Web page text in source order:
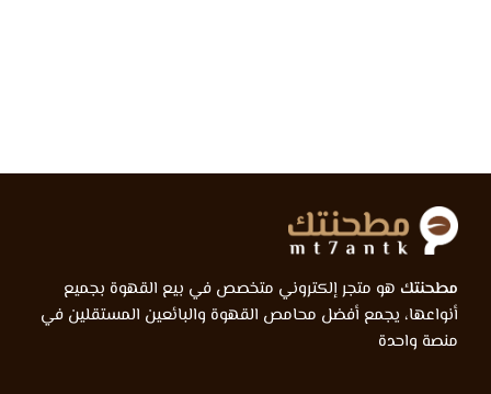
مطحنتك هو متجر إلكتروني متخصص في بيع القهوة بجميع
أنواعها، يجمع أفضل محامص القهوة والبائعين المستقلين في
منصة واحدة